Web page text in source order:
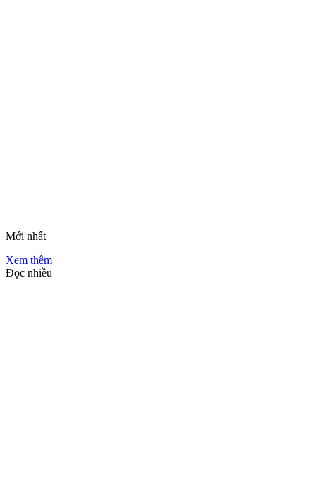
Mới nhất
Xem thêm
Đọc nhiều